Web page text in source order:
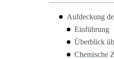
Aufdeckung
Einführung
Überblick
Chemische